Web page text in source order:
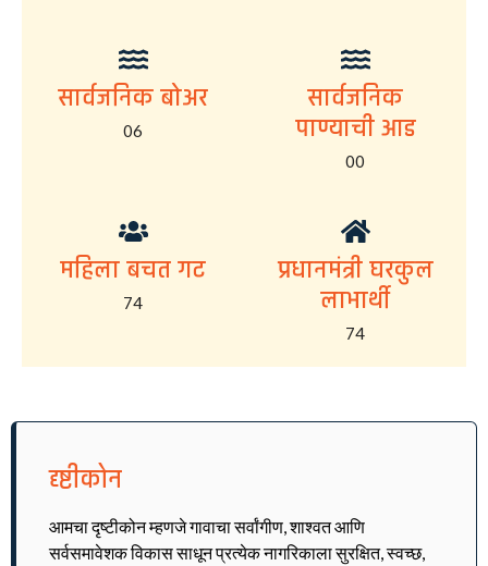
सार्वजनिक बोअर
06
सार्वजनिक
पाण्याची आड
00
महिला बचत गट
74
प्रधानमंत्री घरकुल
लाभार्थी
74
दृष्टीकोन
आमचा दृष्टीकोन म्हणजे गावाचा सर्वांगीण, शाश्वत आणि
सर्वसमावेशक विकास साधून प्रत्येक नागरिकाला सुरक्षित, स्वच्छ,